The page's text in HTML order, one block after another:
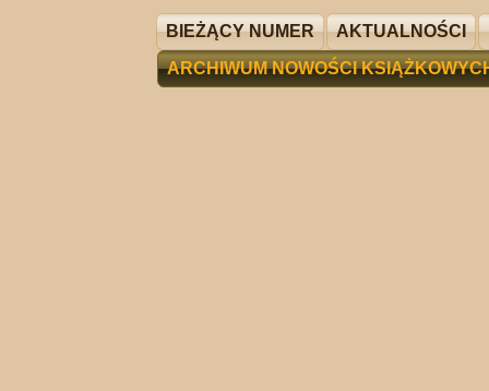
BIEŻĄCY NUMER AKTUALNOŚCI
ARCHIWUM NOWOŚCI